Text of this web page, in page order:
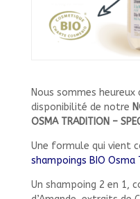
Nous sommes
disponibilité de notre
OSMA TRADITION –
Une formule qui vient
shampoings BIO Osma
Un shampoing 2 en 1,